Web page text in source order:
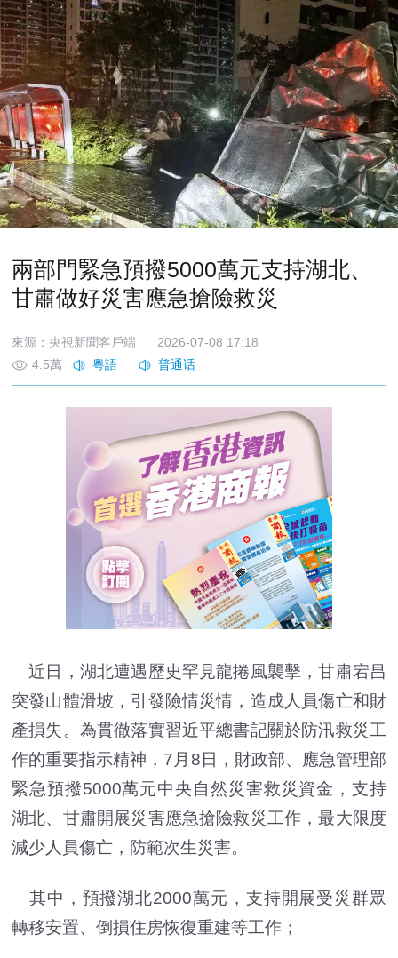
兩部門緊急預撥5000萬元支持湖北、
甘肅做好災害應急搶險救災
來源：央視新聞客戶端
2026-07-08 17:18
4.5萬
近日，湖北遭遇歷史罕見龍捲風襲擊，甘肅宕昌
突發山體滑坡，引發險情災情，造成人員傷亡和財
產損失。為貫徹落實習近平總書記關於防汛救災工
作的重要指示精神，7月8日，財政部、應急管理部
緊急預撥5000萬元中央自然災害救災資金，支持
湖北、甘肅開展災害應急搶險救災工作，最大限度
減少人員傷亡，防範次生災害。
其中，預撥湖北2000萬元，支持開展受災群眾
轉移安置、倒損住房恢復重建等工作；